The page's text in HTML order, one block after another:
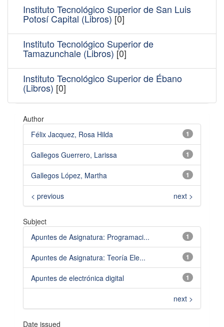
Instituto Tecnológico Superior de San Luis
Potosí Capital (Libros) [0]
Instituto Tecnológico Superior de
Tamazunchale (Libros) [0]
Instituto Tecnológico Superior de Ébano
(Libros) [0]
Author
1
Félix Jacquez, Rosa Hilda
1
Gallegos Guerrero, Larissa
1
Gallegos López, Martha
< previous next >
Subject
1
Apuntes de Asignatura: Programaci...
1
Apuntes de Asignatura: Teoría Ele...
1
Apuntes de electrónica digital
next >
Date issued